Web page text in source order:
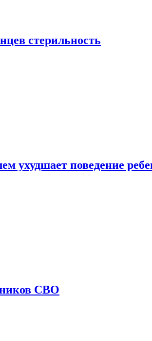
стерильность
ухудшает поведение
СВО